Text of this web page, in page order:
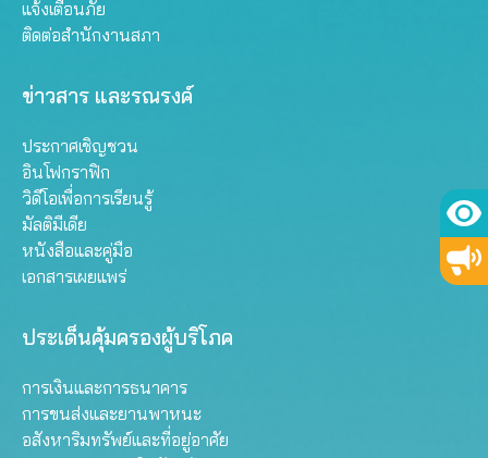
แจ้งเตือนภัย
ติดต่อสำนักงานสภา
ข่าวสาร และรณรงค์
ประกาศเชิญชวน
อินโฟกราฟิก
วิดีโอเพื่อการเรียนรู้
มัลติมีเดีย
หนังสือและคู่มือ
เอกสารเผยแพร่
ประเด็นคุ้มครองผู้บริโภค
การเงินและการธนาคาร
การขนส่งและยานพาหนะ
อสังหาริมทรัพย์และที่อยู่อาศัย